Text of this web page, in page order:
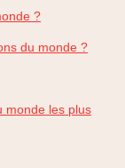
?
du monde ?
monde les plus